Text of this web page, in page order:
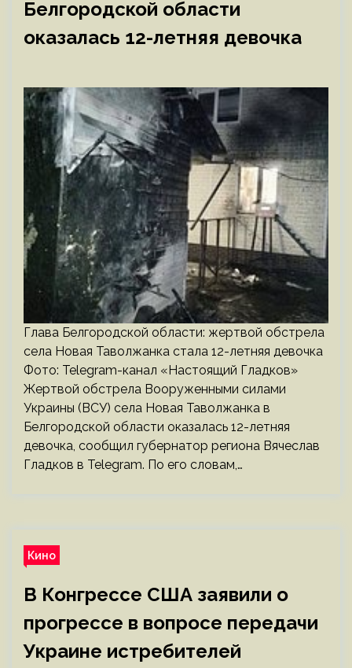
Белгородской области
оказалась 12-летняя девочка
Глава Белгородской области: жертвой обстрела
села Новая Таволжанка стала 12-летняя девочка
Фото: Telegram-канал «Настоящий Гладков»
Жертвой обстрела Вооруженными силами
Украины (ВСУ) села Новая Таволжанка в
Белгородской области оказалась 12-летняя
девочка, сообщил губернатор региона Вячеслав
Гладков в Telegram. По его словам,…
Кино
В Конгрессе США заявили о
прогрессе в вопросе передачи
Украине истребителей